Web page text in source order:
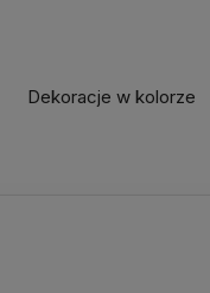
Dekoracje w kolorze